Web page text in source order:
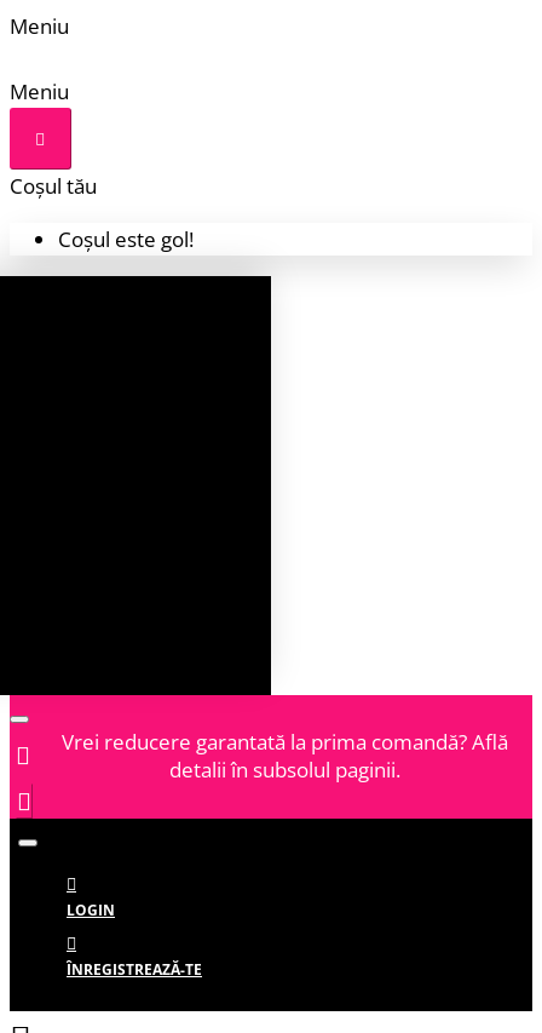
Meniu
Meniu
Coșul tău
Coșul este gol!
Vrei reducere garantată la prima comandă? Află
detalii în subsolul paginii.
LOGIN
ÎNREGISTREAZĂ-TE